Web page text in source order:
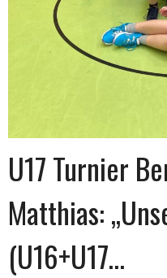
U17 Turnier
Matthias:
(U16+U17…